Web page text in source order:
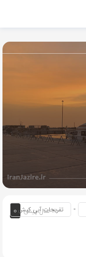
2 سال پیش 0 - تفریحات آبی کیش